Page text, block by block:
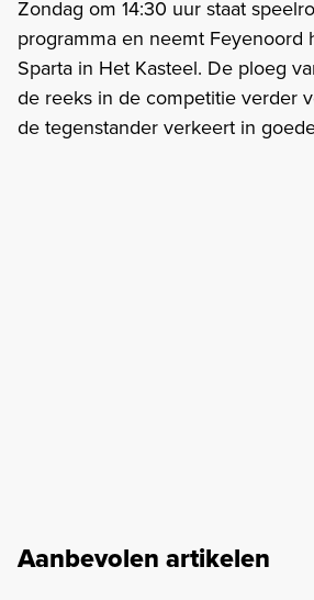
Zondag om 14:30 uur staat
programma en neemt Feyenoord
Sparta in Het Kasteel. De ploeg
de reeks in de competitie verder
de tegenstander verkeert in
Aanbevolen artikelen